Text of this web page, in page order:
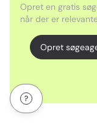
Opret en gratis
når der er
Opret